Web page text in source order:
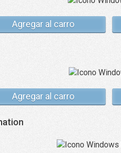
Agregar al carro
Agregar al carro